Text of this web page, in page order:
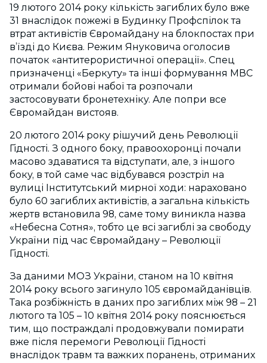
19 лютого 2014 року кількість загиблих було вже
31 внаслідок пожежі в Будинку Профспілок та
втрат активістів Євромайдану на блокпостах при
в’їзді до Києва. Режим Януковича оголосив
початок «антитерористичної операції». Спец
призначенці «Беркуту» та інші формування МВС
отримали бойові набої та розпочали
застосовувати бронетехніку. Але попри все
Євромайдан вистояв.
20 лютого 2014 року рішучий день Революції
Гідності. З одного боку, правоохоронці почали
масово здаватися та відступати, але, з іншого
боку, в той саме час відбувався розстріл на
вулиці Інститутський мирної ходи: нараховано
було 60 загиблих активістів, а загальна кількість
жертв встановила 98, саме тому виникла назва
«Небесна Сотня», тобто це всі загиблі за свободу
України під час Євромайдану – Революції
Гідності.
За даними МОЗ України, станом на 10 квітня
2014 року всього загинуло 105 євромайданівців.
Така розбіжність в даних про загиблих між 98 – 21
лютого та 105 – 10 квітня 2014 року пояснюється
тим, що постраждалі продовжували помирати
вже після перемоги Революції Гідності
внаслідок травм та важких поранень, отриманих